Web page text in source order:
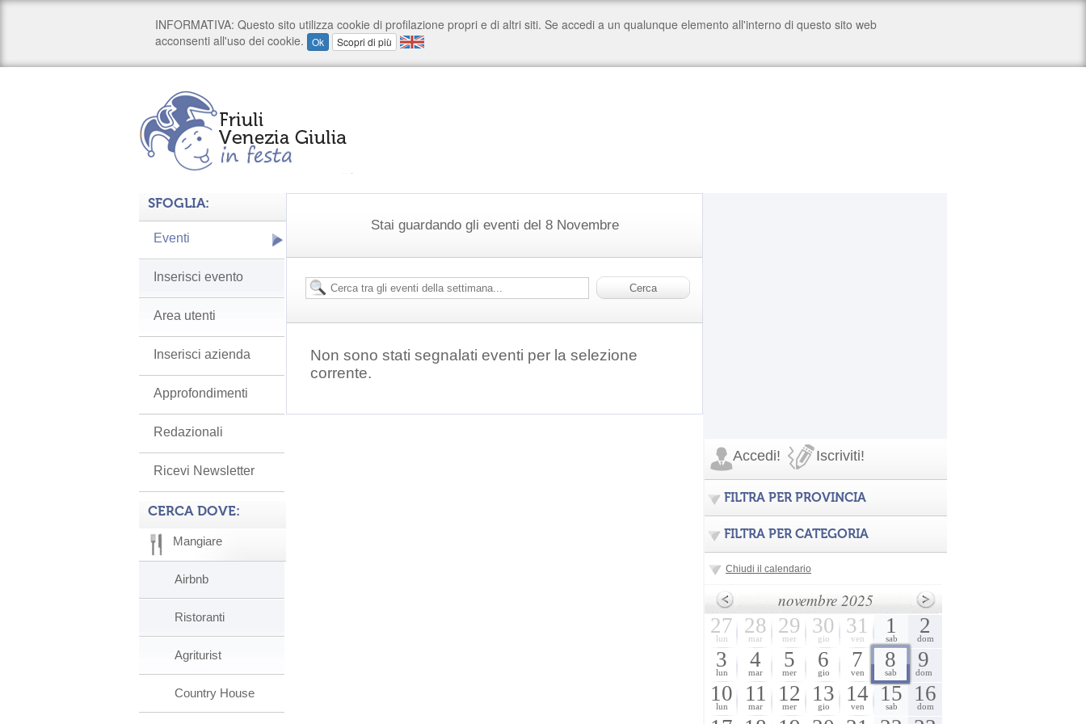
Stai guardando gli eventi del 8 Novembre
Non sono stati segnalati eventi per la selezione
corrente.
SFOGLIA:
Eventi
Inserisci evento
Area utenti
Inserisci azienda
Approfondimenti
Redazionali
Ricevi Newsletter
CERCA DOVE:
Mangiare
Airbnb
Ristoranti
Agriturist
Country House
Accedi! Iscriviti!
FILTRA PER PROVINCIA
FILTRA PER CATEGORIA
Chiudi il calendario
novembre 2025
27
lun
28
mar
29
mer
30
gio
31
ven
1
sab
2
dom
3
lun
4
mar
5
mer
6
gio
7
ven
8
sab
9
dom
10
lun
11
mar
12
mer
13
gio
14
ven
15
sab
16
dom